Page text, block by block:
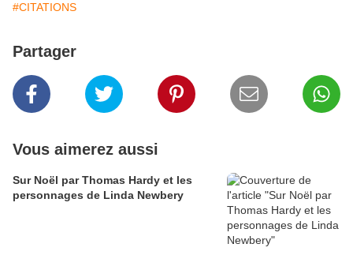
#CITATIONS
Partager
Vous aimerez aussi
Sur Noël par Thomas Hardy et les
personnages de Linda Newbery